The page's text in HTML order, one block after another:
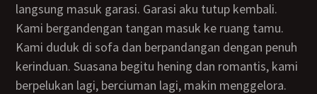
langsung masuk garasi. Garasi aku tutup kembali.
Kami bergandengan tangan masuk ke ruang tamu.
Kami duduk di sofa dan berpandangan dengan penuh
kerinduan. Suasana begitu hening dan romantis, kami
berpelukan lagi, berciuman lagi, makin menggelora.